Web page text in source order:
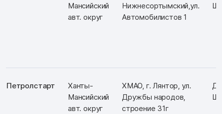
Мансийский
авт. округ
Нижнесортымский,ул.
Автомобилистов 1
Ш:
Петролстарт
Ханты-
Мансийский
авт. округ
ХМАО, г. Лянтор, ул.
Дружбы народов,
строение 31г
Д:
Ш: